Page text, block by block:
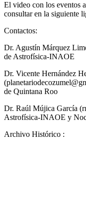
El video con los eventos
consultar en la siguiente
Contactos:
Dr. Agustín Márquez
de Astrofísica-INAOE
Dr. Vicente Hernández
de Quintana Roo
Dr. Raúl Mújica García
Astrofísica-INAOE y
Archivo Histórico :